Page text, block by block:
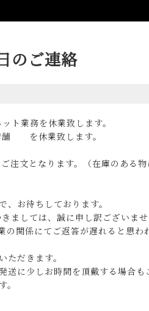
のご連絡
業務を休業致します。
を休業致します。
注文となります。（在庫のある
、お待ちしております。
ましては、誠に申し訳ございま
関係にてご返答が遅れると思わ
ただきます。
送に少しお時間を頂戴する場合